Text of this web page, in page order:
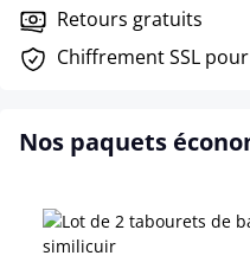
Retours gratuits
Chiffrement SSL
Nos paquets